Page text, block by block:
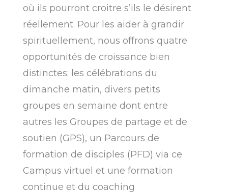
où ils pourront croitre s’ils le désirent
réellement. Pour les aider à grandir
spirituellement, nous offrons quatre
opportunités de croissance bien
distinctes: les célébrations du
dimanche matin, divers petits
groupes en semaine dont entre
autres les Groupes de partage et de
soutien (GPS), un Parcours de
formation de disciples (PFD) via ce
Campus virtuel et une formation
continue et du coaching